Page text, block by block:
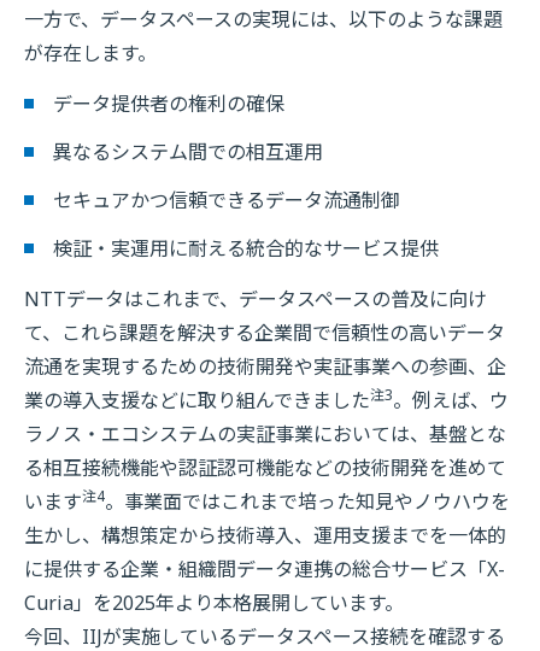
一方で、データスペースの実現には、以下のような課題
が存在します。
データ提供者の権利の確保
異なるシステム間での相互運用
セキュアかつ信頼できるデータ流通制御
検証・実運用に耐える統合的なサービス提供
NTTデータはこれまで、データスペースの普及に向け
て、これら課題を解決する企業間で信頼性の高いデータ
流通を実現するための技術開発や実証事業への参画、企
業の導入支援などに取り組んできました注3。例えば、ウ
ラノス・エコシステムの実証事業においては、基盤とな
る相互接続機能や認証認可機能などの技術開発を進めて
います注4。事業面ではこれまで培った知見やノウハウを
生かし、構想策定から技術導入、運用支援までを一体的
に提供する企業・組織間データ連携の総合サービス「X-
Curia」を2025年より本格展開しています。
今回、IIJが実施しているデータスペース接続を確認する